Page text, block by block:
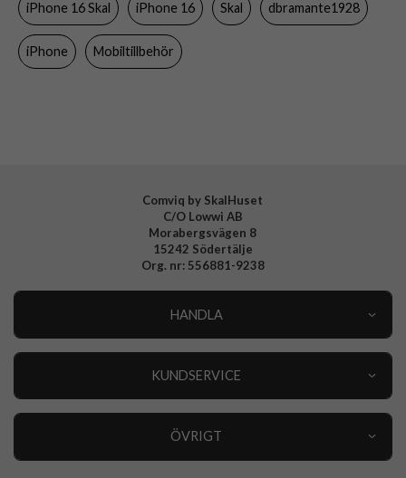
Färg Blå
Material
Varumärke
iPhone 16 Skal iPhone 16 Skal dbramante1928
iPhone Mobiltillbehör
Comviq by SkalHuset
C/O Lowwi AB
Morabergsvägen 8
15242 Södertälje
Org. nr: 556881-9238
HANDLA
KUNDSERVICE
ÖVRIGT